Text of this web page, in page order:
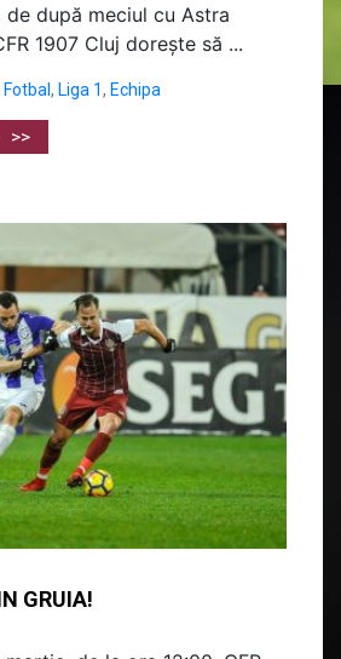
de după meciul cu Astra
1907 Cluj dorește să ...
Fotbal , Liga 1, Echipa
>>
GRUIA!